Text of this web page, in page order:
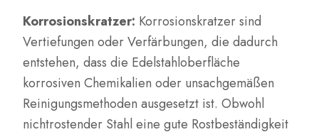
Korrosionskratzer: Korrosionskratzer sind
Vertiefungen oder Verfärbungen, die dadurch
entstehen, dass die Edelstahloberfläche
korrosiven Chemikalien oder unsachgemäßen
Reinigungsmethoden ausgesetzt ist. Obwohl
nichtrostender Stahl eine gute Rostbeständigkeit